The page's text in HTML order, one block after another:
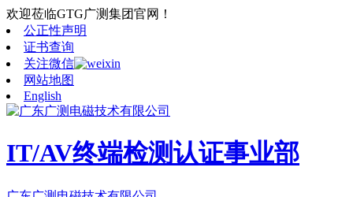
欢迎莅临GTG广测集团官网！
公正性声明
证书查询
关注微信
网站地图
English
IT/AV终端检测认证事业部